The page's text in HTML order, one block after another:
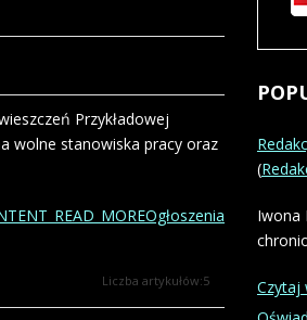
Przykładowej
wolne stanowiska pracy oraz
Liczba artykułów:5
(
Iwona
Czytaj